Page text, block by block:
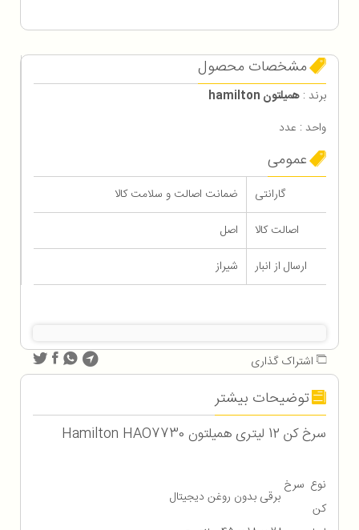
مشخصات محصول
برند : همیلتون hamilton
واحد : عدد
عمومی
گارانتی
ضمانت اصالت و سلامت کالا
اصالت کالا
اصل
ارسال از انبار
شیراز
اشتراک گذاری
توضیحات بیشتر
سرخ کن 12 لیتری همیلتون Hamilton HAO7730
نوع سرخ
کن
برقی بدون روغن دیجیتال